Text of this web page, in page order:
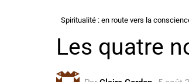
Spiritualité : en route vers la
Les quatre